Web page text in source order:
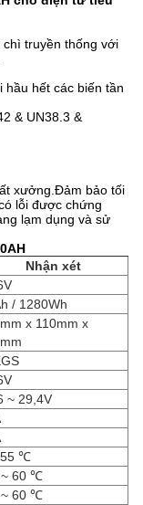
chì truyền thống với
hầu hết các biến tần
& UN38.3 &
xưởng.Đảm bảo tối
lỗi được chứng
lạm dụng và sử
Nhận xét
/ 1280Wh
x 110mm x
~ 29,4V
55 ℃
~ 60 ℃
~ 60 ℃